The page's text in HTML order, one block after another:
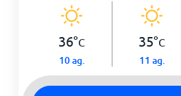
36°C
10 ag.
35°C
11 ag.